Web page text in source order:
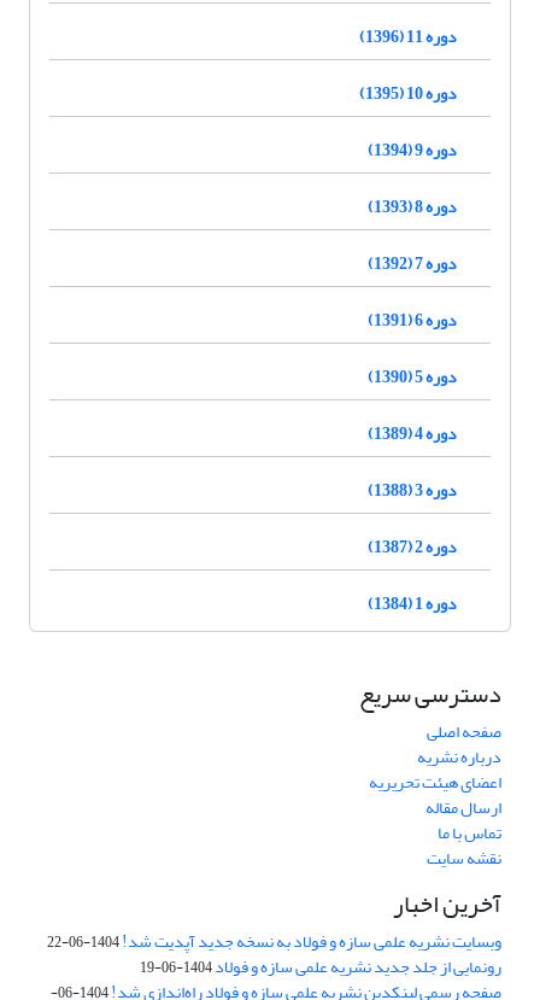
دوره 11 (1396)
دوره 10 (1395)
دوره 9 (1394)
دوره 8 (1393)
دوره 7 (1392)
دوره 6 (1391)
دوره 5 (1390)
دوره 4 (1389)
دوره 3 (1388)
دوره 2 (1387)
دوره 1 (1384)
دسترسی سریع
صفحه اصلی
درباره نشریه
اعضای هیئت تحریریه
ارسال مقاله
تماس با ما
نقشه سایت
آخرین اخبار
وبسایت نشریه علمی سازه و فولاد به نسخه جدید آپدیت شد!1404-06-22
رونمایی از جلد جدید نشریه علمی سازه و فولاد1404-06-19
صفحه رسمی لینکدین نشریه علمی سازه و فولاد راه‌اندازی شد! 1404-06-